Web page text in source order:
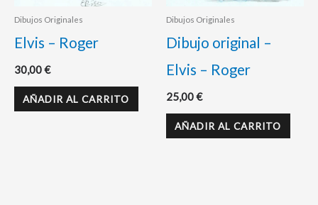
Dibujos Originales
Elvis – Roger
30,00€
AÑADIR AL CARRITO
Dibujos Originales
Dibujo original –
Elvis – Roger
25,00€
AÑADIR AL CARRITO